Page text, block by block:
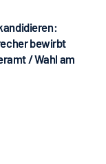
bewirbt
/ Wahl am